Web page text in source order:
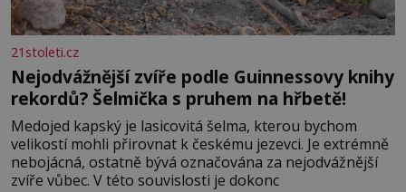
21stoleti.cz
Nejodvážnější zvíře podle Guinnessovy knihy
rekordů? Šelmička s pruhem na hřbetě!
Medojed kapský je lasicovitá šelma, kterou bychom
velikostí mohli přirovnat k českému jezevci. Je extrémně
nebojácná, ostatně bývá označována za nejodvážnější
zvíře vůbec. V této souvislosti je dokonc